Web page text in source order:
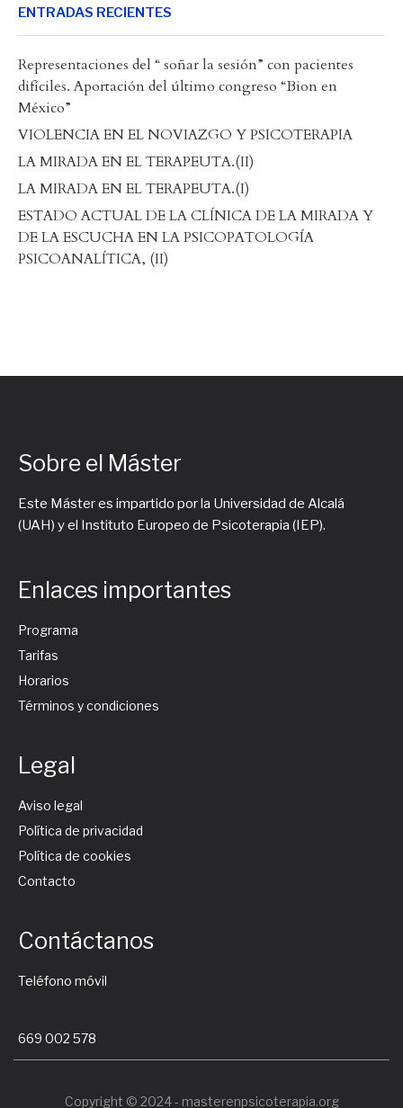
ENTRADAS RECIENTES
Representaciones del “ soñar la sesión” con pacientes
difíciles. Aportación del último congreso “Bion en
México”
VIOLENCIA EN EL NOVIAZGO Y PSICOTERAPIA
LA MIRADA EN EL TERAPEUTA.(II)
LA MIRADA EN EL TERAPEUTA.(I)
ESTADO ACTUAL DE LA CLÍNICA DE LA MIRADA Y
DE LA ESCUCHA EN LA PSICOPATOLOGÍA
PSICOANALÍTICA, (II)
Sobre el Máster
Este Máster es impartido por la Universidad de Alcalá
(UAH) y el Instituto Europeo de Psicoterapia (IEP).
Enlaces importantes
Programa
Tarifas
Horarios
Términos y condiciones
Legal
Aviso legal
Política de privacidad
Política de cookies
Contacto
Contáctanos
Teléfono móvil
669 002 578
Copyright © 2024 - masterenpsicoterapia.org